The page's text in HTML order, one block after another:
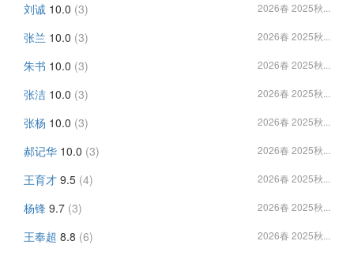
刘诚 10.0 (3) 2026春 2025秋...
张兰 10.0 (3) 2026春 2025秋...
朱书 10.0 (3) 2026春 2025秋...
张洁 10.0 (3) 2026春 2025秋...
张杨 10.0 (3) 2026春 2025秋...
郝记华 10.0 (3) 2026春 2025秋...
王育才 9.5 (4) 2026春 2025秋...
杨锋 9.7 (3) 2026春 2025秋...
王奉超 8.8 (6) 2026春 2025秋...